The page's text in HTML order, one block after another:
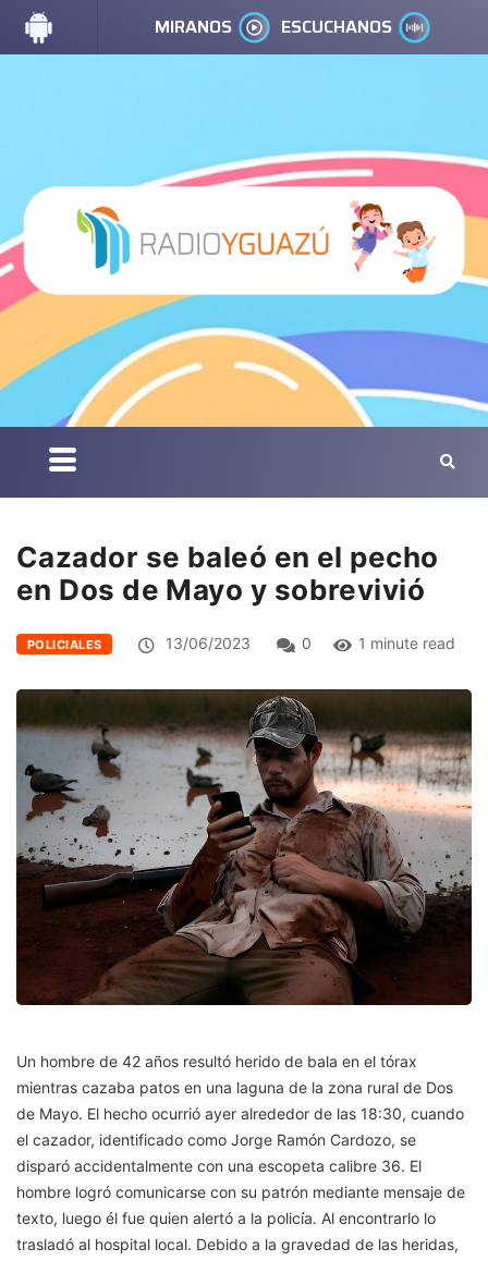
MIRANOS ESCUCHANOS
Cazador se baleó en el pecho
en Dos de Mayo y sobrevivió
POLICIALES 13/06/2023 0 1 minute read
Un hombre de 42 años resultó herido de bala en el tórax
mientras cazaba patos en una laguna de la zona rural de Dos
de Mayo. El hecho ocurrió ayer alrededor de las 18:30, cuando
el cazador, identificado como Jorge Ramón Cardozo, se
disparó accidentalmente con una escopeta calibre 36. El
hombre logró comunicarse con su patrón mediante mensaje de
texto, luego él fue quien alertó a la policía. Al encontrarlo lo
trasladó al hospital local. Debido a la gravedad de las heridas,